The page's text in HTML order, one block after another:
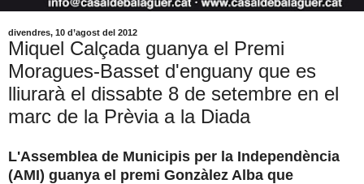
divendres, 10 d’agost del 2012
Miquel Calçada guanya el Premi
Moragues-Basset d'enguany que es
lliurarà el dissabte 8 de setembre en el
marc de la Prèvia a la Diada
L'Assemblea de Municipis per la Independència
(AMI) guanya el premi Gonzàlez Alba que